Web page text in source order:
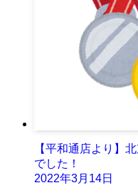
【平和通店より】
でした！
2022年3月14日